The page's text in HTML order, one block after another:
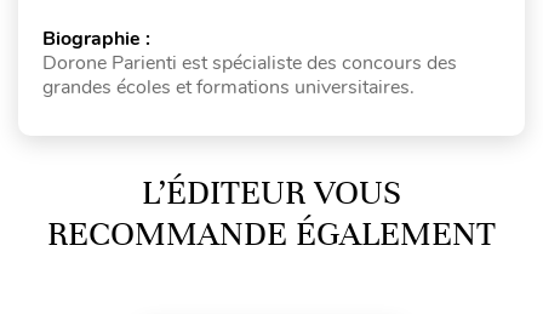
Biographie :
Dorone Parienti est spécialiste des concours des
grandes écoles et formations universitaires.
L’ÉDITEUR VOUS
RECOMMANDE ÉGALEMENT